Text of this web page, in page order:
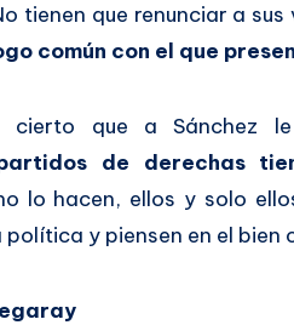
tienen que renunciar a
común con el que
cierto que a Sánchez
de derechas
lo hacen, ellos y solo
política y piensen en el bien